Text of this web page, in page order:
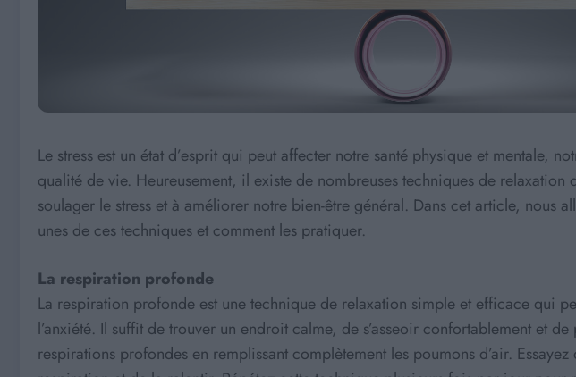
Le stress est un état d’esprit qui peut affecter notre santé physique et mentale,
qualité de vie. Heureusement, il existe de nombreuses techniques de relaxation
soulager le stress et à améliorer notre bien-être général. Dans cet article, nous
unes de ces techniques et comment les pratiquer.
La respiration profonde
La respiration profonde est une technique de relaxation simple et efficace qui
l’anxiété. Il suffit de trouver un endroit calme, de s’asseoir confortablement et
respirations profondes en remplissant complètement les poumons d’air.